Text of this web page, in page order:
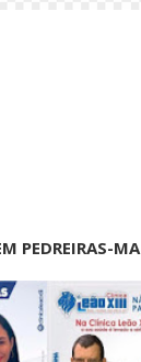
PEDREIRAS-MA